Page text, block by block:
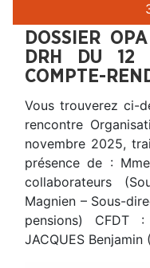
DOSSIER
DRH DU 12
COMPTE-
Vous trouverez ci-
rencontre
novembre 2025,
présence de :
collaborateurs
Magnien – Sous-
pensions) CFDT
JACQUES Benjamin